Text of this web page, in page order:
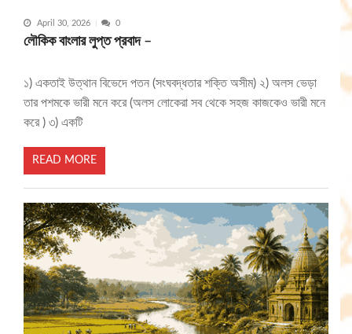
April 30, 2026 0
লৌকিক বাংলার লুপ্ত প্রবাদ –
১) একতাই উত্থান বিভেদে পতন (সংঘবদ্ধতার শক্তি অসীম) ২) অলস ভেড়া
তার পশমকে ভারী মনে করে (অলস লোকেরা সব থেকে সহজ কাজকেও ভারী মনে
করে ) ৩) একটি
READ MORE